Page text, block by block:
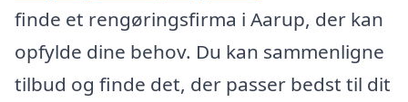
finde et rengøringsfirma i Aarup, der kan
opfylde dine behov. Du kan sammenligne
tilbud og finde det, der passer bedst til dit